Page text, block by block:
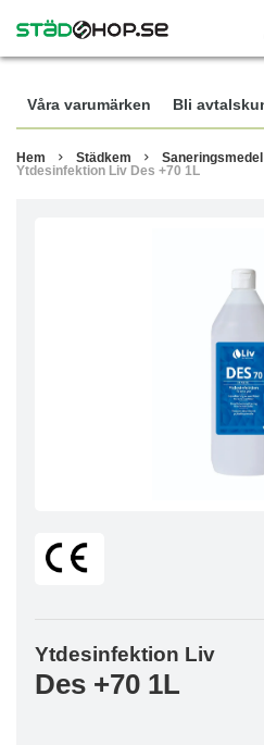
Våra varumärken Bli
Hem Städkem Saneringsmedel
Ytdesinfektion Liv Des +70 1L
Ytdesinfektion Liv
Des +70 1L